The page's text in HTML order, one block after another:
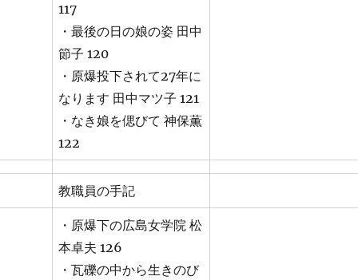
117
・最後の日の娘の姿 田中
節子 120
・原爆投下されて27年に
なります 田中マツ子 121
・なき娘を偲びて 神保薫
122
教職員の手記
・原爆下の広島女学院 松
本卓夫 126
・瓦礫の中から生きのび